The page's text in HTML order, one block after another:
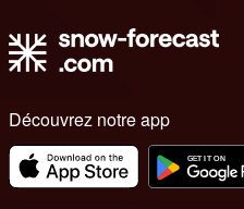
Découvrez notre app